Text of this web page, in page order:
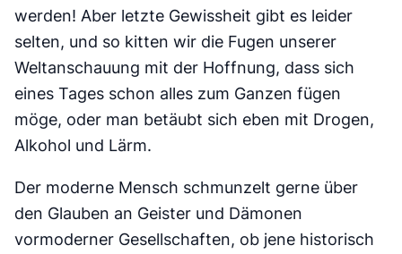
werden! Aber letzte Gewissheit gibt es leider
selten, und so kitten wir die Fugen unserer
Weltanschauung mit der Hoffnung, dass sich
eines Tages schon alles zum Ganzen fügen
möge, oder man betäubt sich eben mit Drogen,
Alkohol und Lärm.
Der moderne Mensch schmunzelt gerne über
den Glauben an Geister und Dämonen
vormoderner Gesellschaften, ob jene historisch